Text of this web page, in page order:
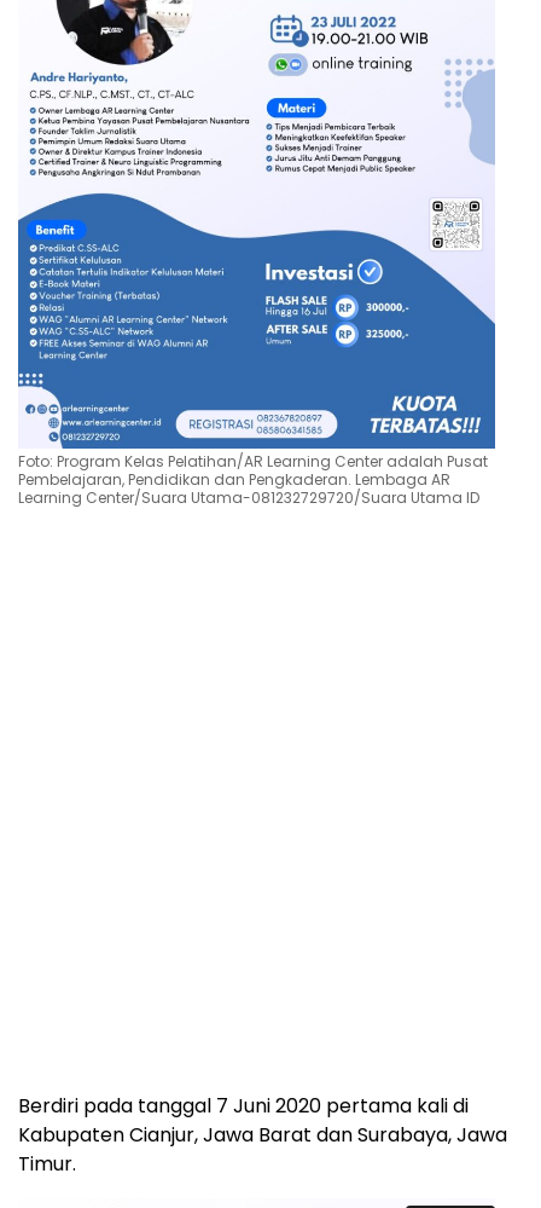
Foto: Program Kelas Pelatihan/AR Learning Center adalah Pusat
Pembelajaran, Pendidikan dan Pengkaderan. Lembaga AR
Learning Center/Suara Utama-081232729720/Suara Utama ID
Berdiri pada tanggal 7 Juni 2020 pertama kali di
Kabupaten Cianjur, Jawa Barat dan Surabaya, Jawa
Timur.